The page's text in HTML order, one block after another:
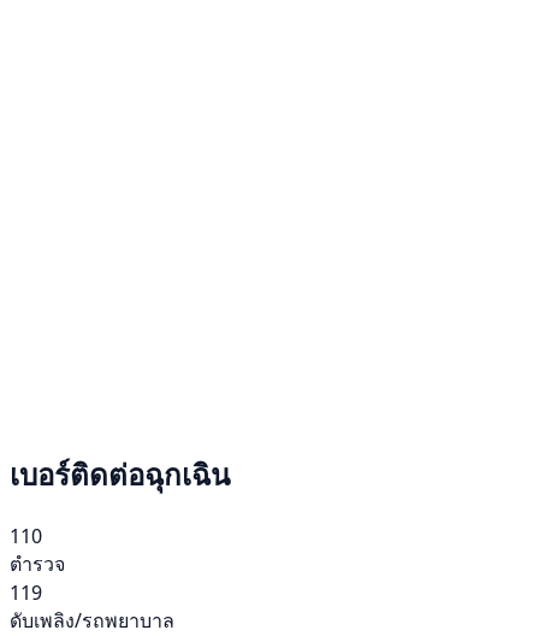
เบอร์ติดต่อฉุกเฉิน
110
ตำรวจ
119
ดับเพลิง/รถพยาบาล